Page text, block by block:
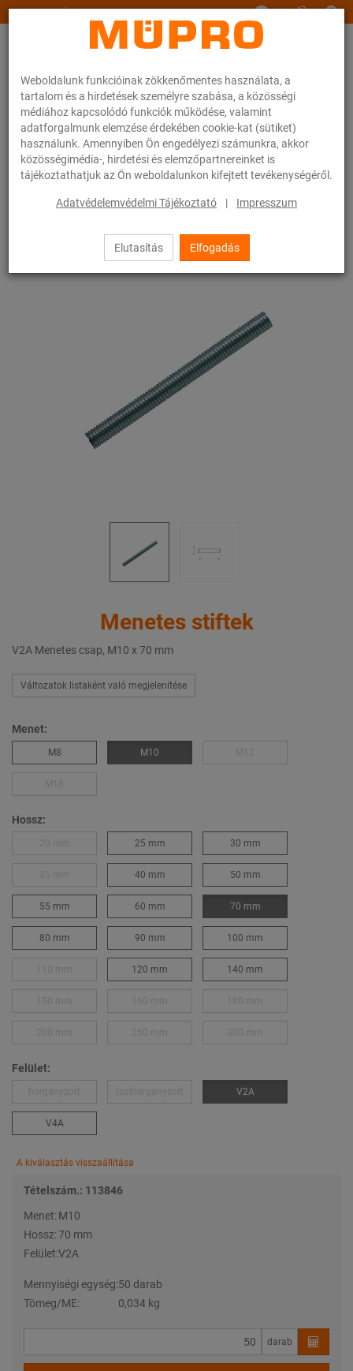
Weboldalunk funkcióinak zökkenőmentes használata, a
tartalom és a hirdetések személyre szabása, a közösségi
médiához kapcsolódó funkciók működése, valamint
adatforgalmunk elemzése érdekében cookie-kat (sütiket)
használunk. Amennyiben Ön engedélyezi számunkra, akkor
közösségimédia-, hirdetési és elemzőpartnereinket is
tájékoztathatjuk az Ön weboldalunkon kifejtett tevékenységéről.
Adatvédelemvédelmi Tájékoztató | Impresszum
Elutasítás Elfogadás
www.muepro.hu
Webáruhàz Rögzítéstechnika Szerelési anyagok Menetes stiftek
23 / 83
Menetes stiftek
V2A Menetes csap, M10 x 70 mm
Változatok listaként való megjelenítése
Menet:
M8 M10
Hossz:
25 mm 30 mm
40 mm 50 mm
55 mm 60 mm 70 mm
80 mm 90 mm 100 mm
120 mm 140 mm
Felület:
V2A
V4A
A kiválasztás visszaállítása
Tételszám.: 113846
Menet: M10
Hossz:70 mm
Felület:V2A
Mennyiségi egység:50 darab
Tömeg/ME:
0,034 kg
darab